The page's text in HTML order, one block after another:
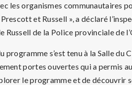
les organismes communautaires
et Russell », a déclaré
Russell de la Police provinciale de
programme s’est tenu à la Salle
portes ouvertes qui a permis
le programme et de découvrir